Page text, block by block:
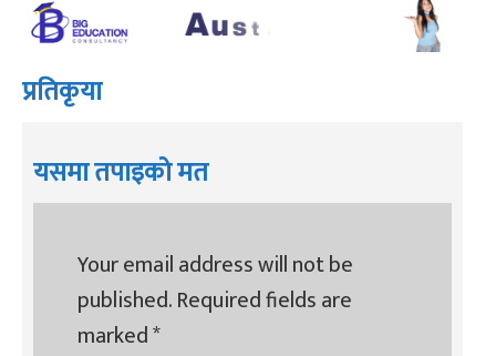
प्रतिकृया
यसमा तपाइको मत
Your email address will not be
published.Required fields are
marked*